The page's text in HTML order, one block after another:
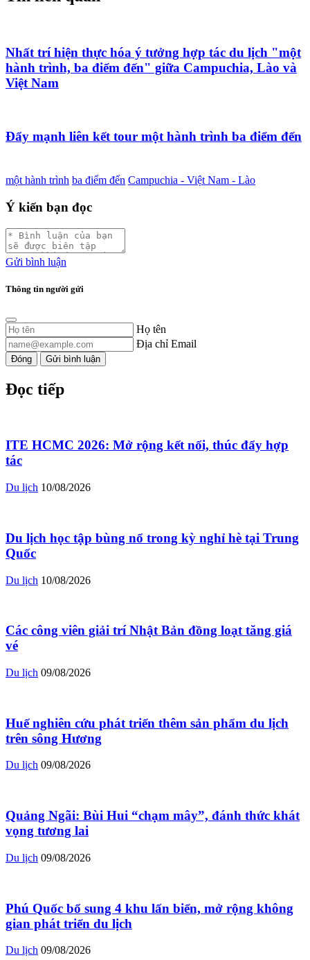
Nhất trí hiện thực hóa ý tưởng hợp tác du lịch "một
hành trình, ba điểm đến" giữa Campuchia, Lào và
Việt Nam
Đẩy mạnh liên kết tour một hành trình ba điểm đến
một hành trình ba điểm đến Campuchia - Việt Nam - Lào
Ý kiến bạn đọc
Gửi bình luận
Thông tin người gửi
Họ tên
Địa chỉ Email
Đóng Gửi bình luận
Đọc tiếp
ITE HCMC 2026: Mở rộng kết nối, thúc đẩy hợp
tác
Du lịch 10/08/2026
Du lịch học tập bùng nổ trong kỳ nghỉ hè tại Trung
Quốc
Du lịch 10/08/2026
Các công viên giải trí Nhật Bản đồng loạt tăng giá
vé
Du lịch 09/08/2026
Huế nghiên cứu phát triển thêm sản phẩm du lịch
trên sông Hương
Du lịch 09/08/2026
Quảng Ngãi: Bùi Hui “chạm mây”, đánh thức khát
vọng tương lai
Du lịch 09/08/2026
Phú Quốc bổ sung 4 khu lấn biển, mở rộng không
gian phát triển du lịch
Du lịch 09/08/2026